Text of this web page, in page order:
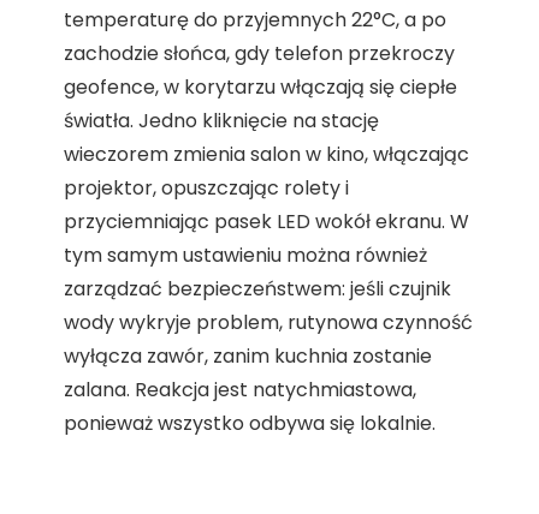
temperaturę do przyjemnych 22°C, a po
zachodzie słońca, gdy telefon przekroczy
geofence, w korytarzu włączają się ciepłe
światła. Jedno kliknięcie na stację
wieczorem zmienia salon w kino, włączając
projektor, opuszczając rolety i
przyciemniając pasek LED wokół ekranu. W
tym samym ustawieniu można również
zarządzać bezpieczeństwem: jeśli czujnik
wody wykryje problem, rutynowa czynność
wyłącza zawór, zanim kuchnia zostanie
zalana. Reakcja jest natychmiastowa,
ponieważ wszystko odbywa się lokalnie.